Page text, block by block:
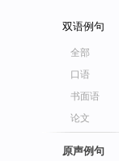
双语例句
全部
口语
书面语
论文
原声例句